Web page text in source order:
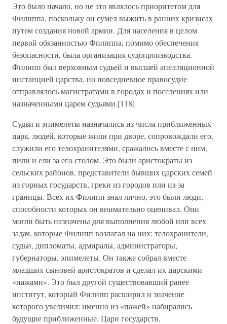
Это было начало, но не это являлось приоритетом для
Филиппа, поскольку он сумел выжить в ранних кризисах
путем создания новой армии. Для населения в целом
первой обязанностью Филиппа, помимо обеспечения
безопасности, была организация судопроизводства.
Филипп был верховным судьей и высшей апелляционной
инстанцией царства, но повседневное правосудие
отправлялось магистратами в городах и поселениях или
назначенными царем судьями.[118]
Судьи и эпимелеты назначались из числа приближенных
царя, людей, которые жили при дворе, сопровождали его,
служили его телохранителями, сражались вместе с ним,
пили и ели за его столом. Это были аристократы из
сельских районов, представители бывших царских семей
из горных государств, греки из городов или из-за
границы. Всех их Филипп знал лично, это были люди,
способности которых он внимательно оценивал. Они
могли быть назначены для выполнения любой или всех
задач, которые Филипп возлагал на них: телохранители,
судьи, дипломаты, адмиралы, администраторы,
губернаторы, эпимелеты. Он также собрал вместе
младших сыновей аристократов и сделал их царскими
«пажами». Это был другой существовавший ранее
институт, который Филипп расширил и значение
которого увеличил: именно из «пажей» набирались
будущие приближенные. Цари государств,